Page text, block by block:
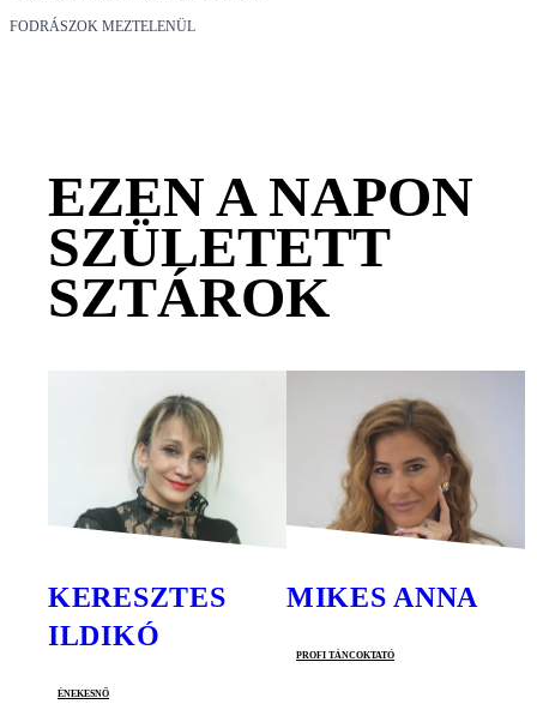
FODRÁSZOK MEZTELENÜL
EZEN A NAPON
SZÜLETETT
SZTÁROK
KERESZTES
ILDIKÓ
énekesnő
MIKES ANNA
profi táncoktató